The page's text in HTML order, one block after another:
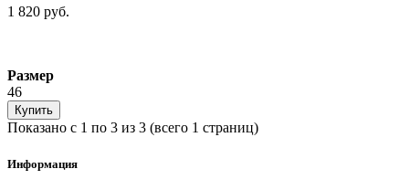
1 820 руб.
Размер
46
Купить
Показано с 1 по 3 из 3 (всего 1 страниц)
Информация